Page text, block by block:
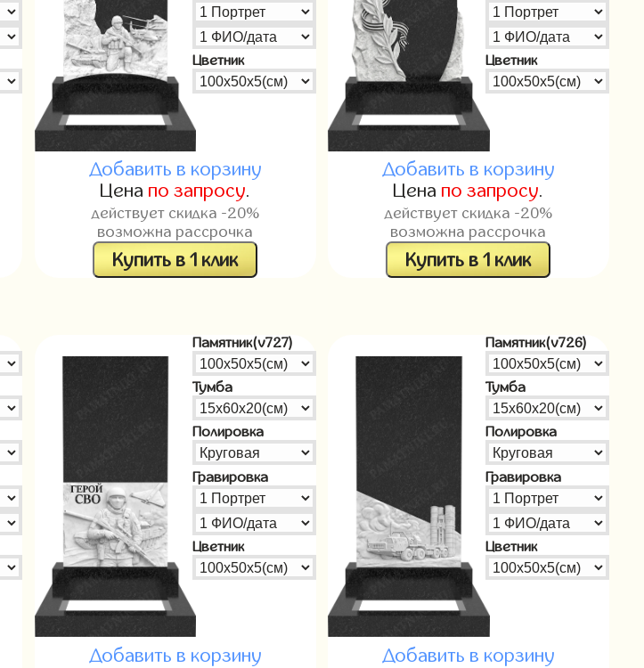
Цветник
Добавить в корзину
Цена по запросу.
действует скидка -20%
возможна рассрочка
Купить в 1 клик
Цветник
Добавить в корзину
Цена по запросу.
действует скидка -20%
возможна рассрочка
Купить в 1 клик
Памятник(v727)
Тумба
Полировка
Гравировка
Цветник
Добавить в корзину
Памятник(v726)
Тумба
Полировка
Гравировка
Цветник
Добавить в корзину